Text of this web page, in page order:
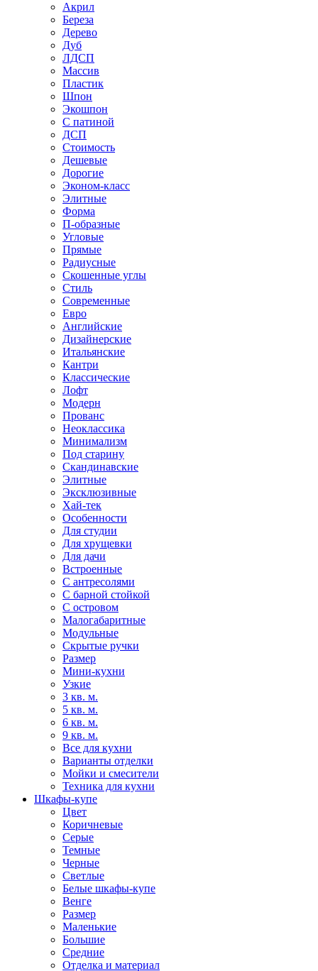
Акрил
Береза
Дерево
Дуб
ЛДСП
Массив
Пластик
Шпон
Экошпон
С патиной
ДСП
Стоимость
Дешевые
Дорогие
Эконом-класс
Элитные
Форма
П-образные
Угловые
Прямые
Радиусные
Скошенные углы
Стиль
Современные
Евро
Английские
Дизайнерские
Итальянские
Кантри
Классические
Лофт
Модерн
Прованс
Неоклассика
Минимализм
Под старину
Скандинавские
Элитные
Эксклюзивные
Хай-тек
Особенности
Для студии
Для хрущевки
Для дачи
Встроенные
С антресолями
С барной стойкой
С островом
Малогабаритные
Модульные
Скрытые ручки
Размер
Мини-кухни
Узкие
3 кв. м.
5 кв. м.
6 кв. м.
9 кв. м.
Все для кухни
Варианты отделки
Мойки и смесители
Техника для кухни
Шкафы-купе
Цвет
Коричневые
Серые
Темные
Черные
Светлые
Белые шкафы-купе
Венге
Размер
Маленькие
Большие
Средние
Отделка и материал